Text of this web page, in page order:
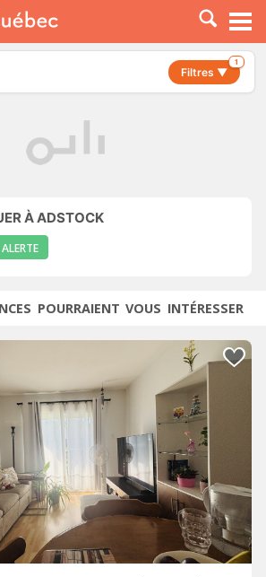
Filtres ▼
1
À ADSTOCK
POURRAIENT VOUS INTÉRESSER